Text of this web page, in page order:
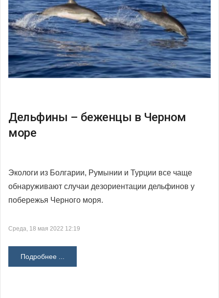
Дельфины – беженцы в Черном
море
Экологи из Болгарии, Румынии и Турции все чаще
обнаруживают случаи дезориентации дельфинов у
побережья Черного моря.
Среда, 18 мая 2022 12:19
Подробнее ...